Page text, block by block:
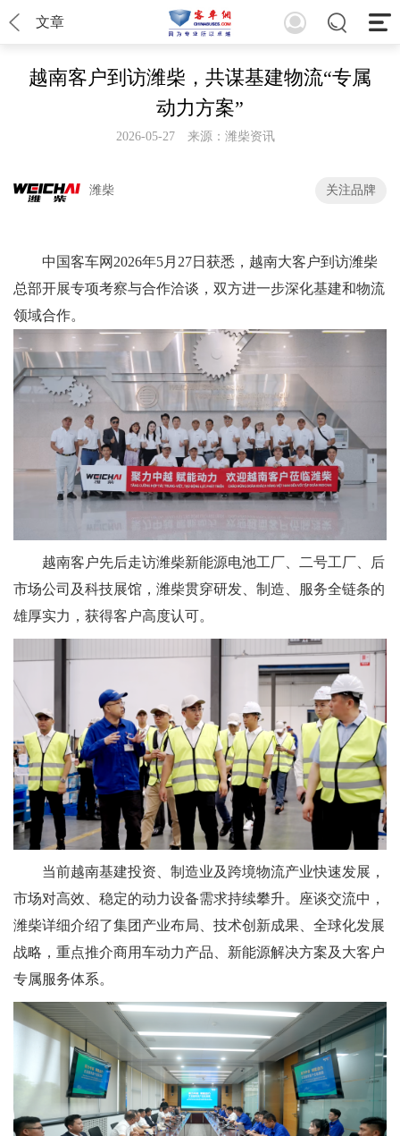
文章
越南客户到访潍柴，共谋基建物流“专属
动力方案”
2026-05-27 来源：潍柴资讯
潍柴 关注品牌
中国客车网2026年5月27日获悉，越南大客户到访潍柴
总部开展专项考察与合作洽谈，双方进一步深化基建和物流
领域合作。
越南客户先后走访潍柴新能源电池工厂、二号工厂、后
市场公司及科技展馆，潍柴贯穿研发、制造、服务全链条的
雄厚实力，获得客户高度认可。
当前越南基建投资、制造业及跨境物流产业快速发展，
市场对高效、稳定的动力设备需求持续攀升。座谈交流中，
潍柴详细介绍了集团产业布局、技术创新成果、全球化发展
战略，重点推介商用车动力产品、新能源解决方案及大客户
专属服务体系。